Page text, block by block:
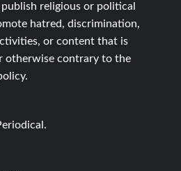
religious or political
hatred, discrimination,
or content that is
otherwise contrary to the